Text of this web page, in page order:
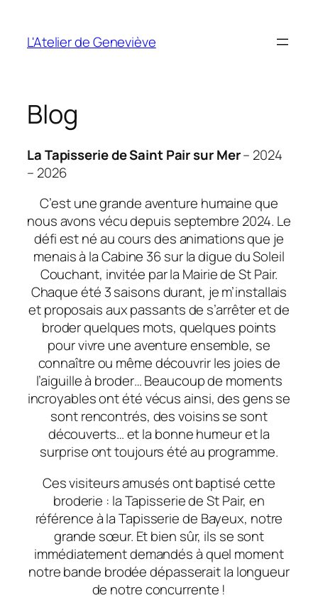
contenu
L'Atelier de Geneviève
Blog
La Tapisserie de Saint Pair sur Mer– 2024
– 2026
C’est une grande aventure humaine que
nous avons vécu depuis septembre 2024. Le
défi est né au cours des animations que je
menais à la Cabine 36 sur la digue du Soleil
Couchant, invitée par la Mairie de St Pair.
Chaque été 3 saisons durant, je m’installais
et proposais aux passants de s’arrêter et de
broder quelques mots, quelques points
pour vivre une aventure ensemble, se
connaître ou même découvrir les joies de
l’aiguille à broder… Beaucoup de moments
incroyables ont été vécus ainsi, des gens se
sont rencontrés, des voisins se sont
découverts… et la bonne humeur et la
surprise ont toujours été au programme.
Ces visiteurs amusés ont baptisé cette
broderie : la Tapisserie de St Pair, en
référence à la Tapisserie de Bayeux, notre
grande sœur. Et bien sûr, ils se sont
immédiatement demandés à quel moment
notre bande brodée dépasserait la longueur
de notre concurrente !